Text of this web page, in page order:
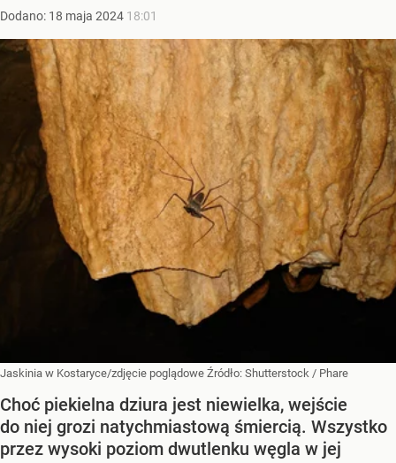
Dodano: 18 maja 2024 18:01
Jaskinia w Kostaryce/zdjęcie poglądowe Źródło: Shutterstock / Phare
Choć piekielna dziura jest niewielka, wejście
do niej grozi natychmiastową śmiercią. Wszystko
przez wysoki poziom dwutlenku węgla w jej